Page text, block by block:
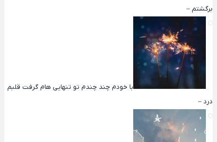
برگشتم –
با خودم چند چندم تو تنهایی هام گرفت قلبم
درد –